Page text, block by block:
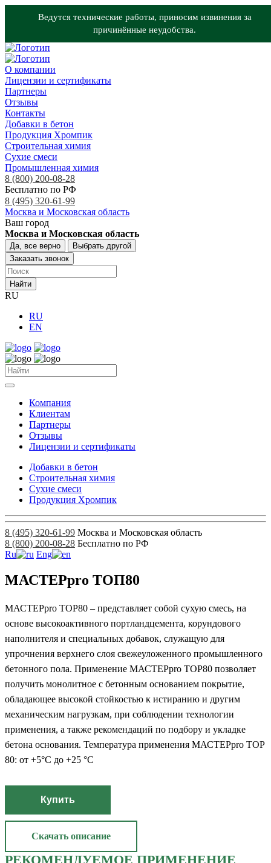
Ведутся технические работы, приносим извинения за
причинённые неудобства.
О компании
Лицензии и сертификаты
Партнеры
Отзывы
Контакты
Добавки в бетон
Продукция Хромпик
Строительная химия
Сухие смеси
Промышленная химия
8 (800) 200-08-28
Бесплатно по РФ
8 (495) 320-61-99
Москва и Московская область
Ваш город
Москва и Московская область
Да, все верно
Выбрать другой
Заказать звонок
Найти
RU
RU
EN
Компания
Клиентам
Партнеры
Отзывы
Лицензии и сертификаты
Добавки в бетон
Строительная химия
Сухие смеси
Продукция Хромпик
8 (495) 320-61-99 Москва и Московская область
8 (800) 200-08-28 Бесплатно по РФ
Ru
Eng
МАСТЕРpro TOП80
МАСТЕРpro TOP80 – представляет собой сухую смесь, на
основе высокоактивного портландцемента, корундового
наполнителя и специальных добавок, служащую для
упрочнения верхнего слоя свежеуложенного промышленного
бетонного пола. Применение МАСТЕРpro TOP80 позволяет
получить монолитное с бетонным основанием покрытие,
обладающее высокой стойкостью к истиранию и другим
механическим нагрузкам, при соблюдении технологии
применения, а также рекомендаций по подбору и укладке
бетона основания. Температура применения МАСТЕРpro TOP
80: от +5°С до +25 °С
Купить
Скачать описание
РЕКОМЕНДУЕМОЕ ПРИМЕНЕНИЕ